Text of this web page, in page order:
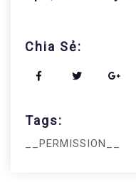
Chia Sẻ:
Tags:
__PERMISSION__